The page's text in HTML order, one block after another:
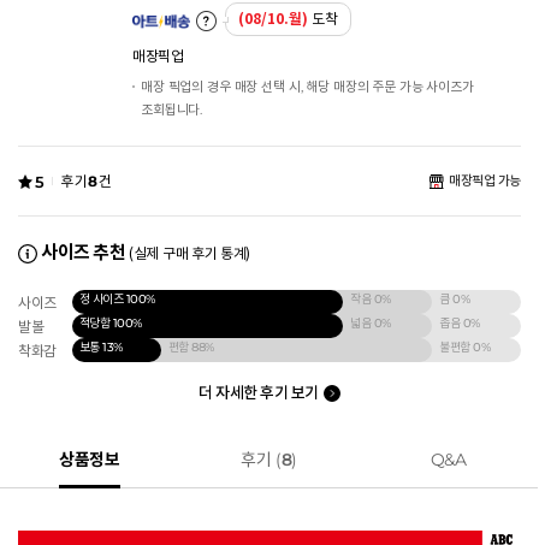
(08/10.월) 도착
매장픽업
매장 픽업의 경우 매장 선택 시, 해당 매장의 주문 가능 사이즈가
조회됩니다.
5 후기8건 매장픽업 가능
사이즈 추천 (실제 구매 후기 통계)
사이즈 정 사이즈100% 작음0% 큼0%
발볼 적당함100% 넓음0% 좁음0%
착화감 보통13% 편함88% 불편함0%
더 자세한 후기 보기
상품정보 후기 (8) Q&A